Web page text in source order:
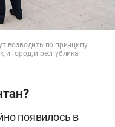
возводить по принципу
город, и республика
появилось в